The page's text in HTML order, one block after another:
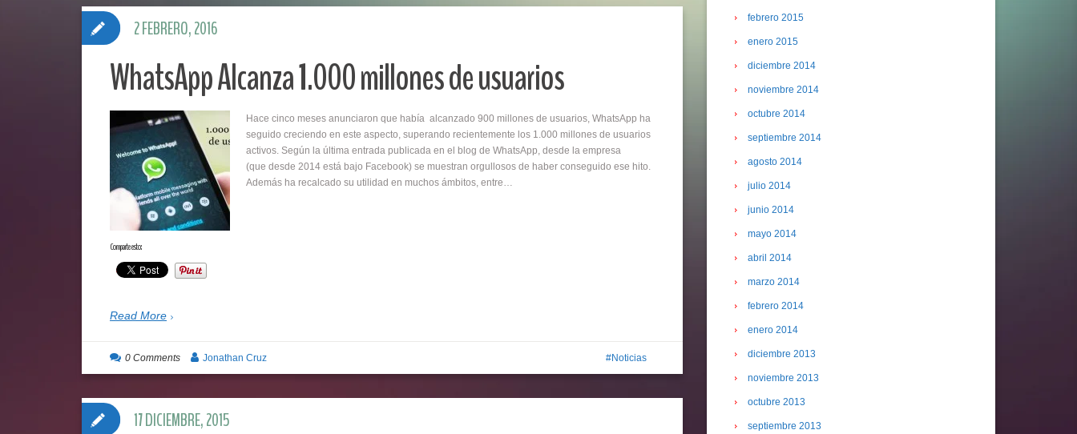
WhatsApp Alcanza 1.000 millones de usuarios
Hace cinco meses anunciaron que había alcanzado 900 millones de usuarios, WhatsApp ha
seguido creciendo en este aspecto, superando recientemente los 1.000 millones de usuarios
activos. Según la última entrada publicada en el blog de WhatsApp, desde la empresa
(que desde 2014 está bajo Facebook) se muestran orgullosos de haber conseguido ese hito.
Además ha recalcado su utilidad en muchos ámbitos, entre…
Comparte esto:
Read More
2 FEBRERO, 2016
Noticias
0 Comments Jonathan Cruz
17 DICIEMBRE, 2015
febrero 2015
enero 2015
diciembre 2014
noviembre 2014
octubre 2014
septiembre 2014
agosto 2014
julio 2014
junio 2014
mayo 2014
abril 2014
marzo 2014
febrero 2014
enero 2014
diciembre 2013
noviembre 2013
octubre 2013
septiembre 2013